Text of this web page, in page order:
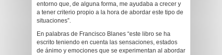
entorno que, de alguna forma, me ayudaba a crecer y
a tener criterio propio a la hora de abordar este tipo de
situaciones”.
En palabras de Francisco Blanes “este libro se ha
escrito teniendo en cuenta las sensaciones, estados
de ánimo y emociones que se experimentan al abordar